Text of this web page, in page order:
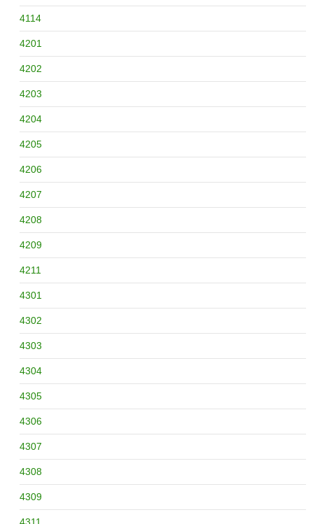
4114
4201
4202
4203
4204
4205
4206
4207
4208
4209
4211
4301
4302
4303
4304
4305
4306
4307
4308
4309
4311